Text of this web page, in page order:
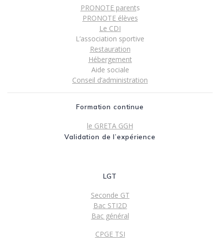
PRONOTE parents
PRONOTE élèves
Le CDI
L’association sportive
Restauration
Hébergement
Aide sociale
Conseil d’administration
Formation continue
le GRETA GGH
Validation de l’expérience
LGT
Seconde GT
Bac STI2D
Bac général
CPGE TSI